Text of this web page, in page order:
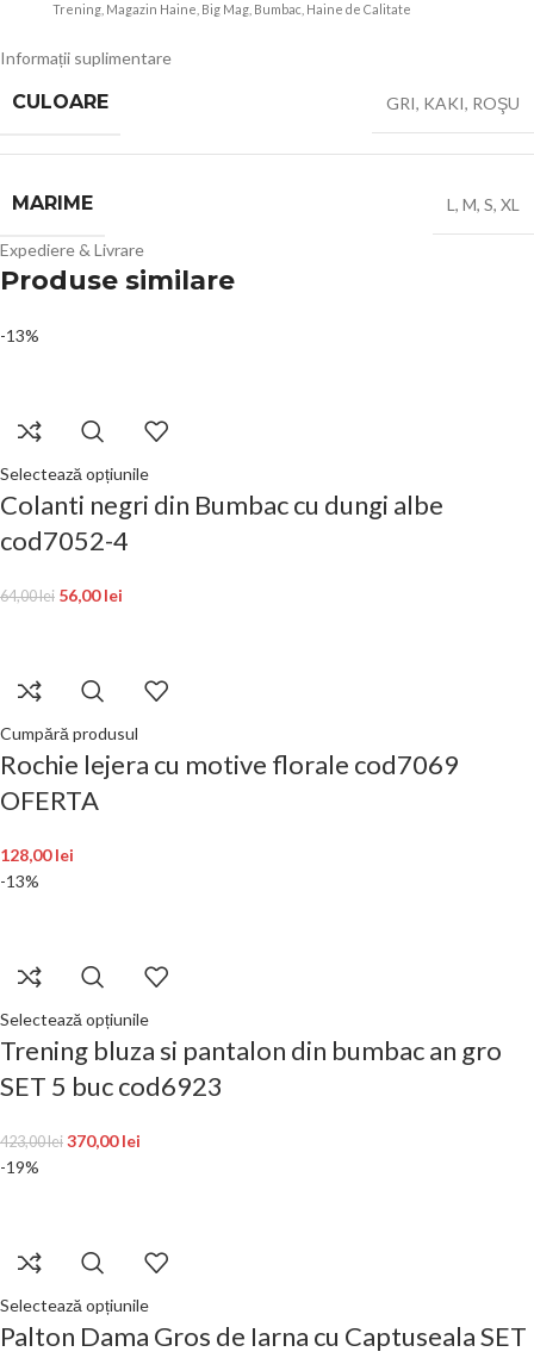
Trening, Magazin Haine, Big Mag, Bumbac, Haine de Calitate
Informații suplimentare
CULOARE GRI, KAKI, ROŞU
MARIME L , M, S, XL
Expediere & Livrare
Produse similare
-13%
Selectează opțiunile
Colanti negri din Bumbac cu dungi albe
cod7052-4
64,00lei 56,00lei
Cumpără produsul
Rochie lejera cu motive florale cod7069
OFERTA
128,00lei
-13%
Selectează opțiunile
Trening bluza si pantalon din bumbac an gro
SET 5 buc cod6923
423,00lei 370,00lei
-19%
Selectează opțiunile
Palton Dama Gros de Iarna cu Captuseala SET